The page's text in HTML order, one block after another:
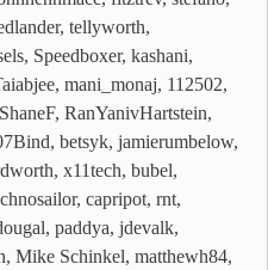
tellyworth,
Speedboxer, kashani,
mani_monaj, 112502,
RanYanivHartstein,
betsyk, jamierumbelow,
x11tech, bubel,
capripot, rnt,
paddya, jdevalk,
Mike Schinkel, matthewh84,